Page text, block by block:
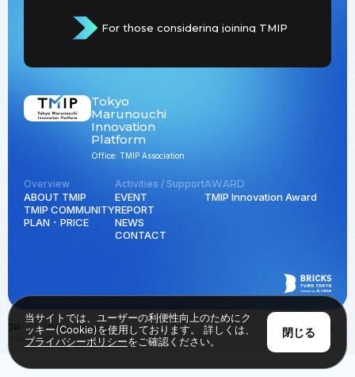
For those considering joining TMIP
Tokyo
Marunouchi
Innovation
Platform
Office: TMIP Association
Overview
ABOUT TMIP
TMIP COMMUNITY
PLAN ･ PRICE
Activities / Support
EVENT
REPORT
NEWS
CONTACT
AWARD
TMIP Innovation Award
JP ENPrivacy Policy
© Tokyo Marunouchi Innovation Platform all rights reserved.
Back to Top
当サイトでは、ユーザーの利便性向上のためにク
ッキー(Cookie)を使用しております。 詳しくは、
プライバシーポリシーをご確認ください。
閉じる